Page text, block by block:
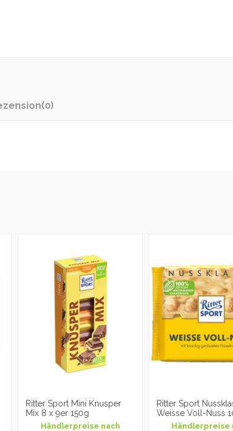
(0)
Ritter Sport Mini Knusper
Mix 8 x 9er 150g
Händlerpreise nach
Ritter Sport
Weisse Voll-Nuss
Händlerpreise